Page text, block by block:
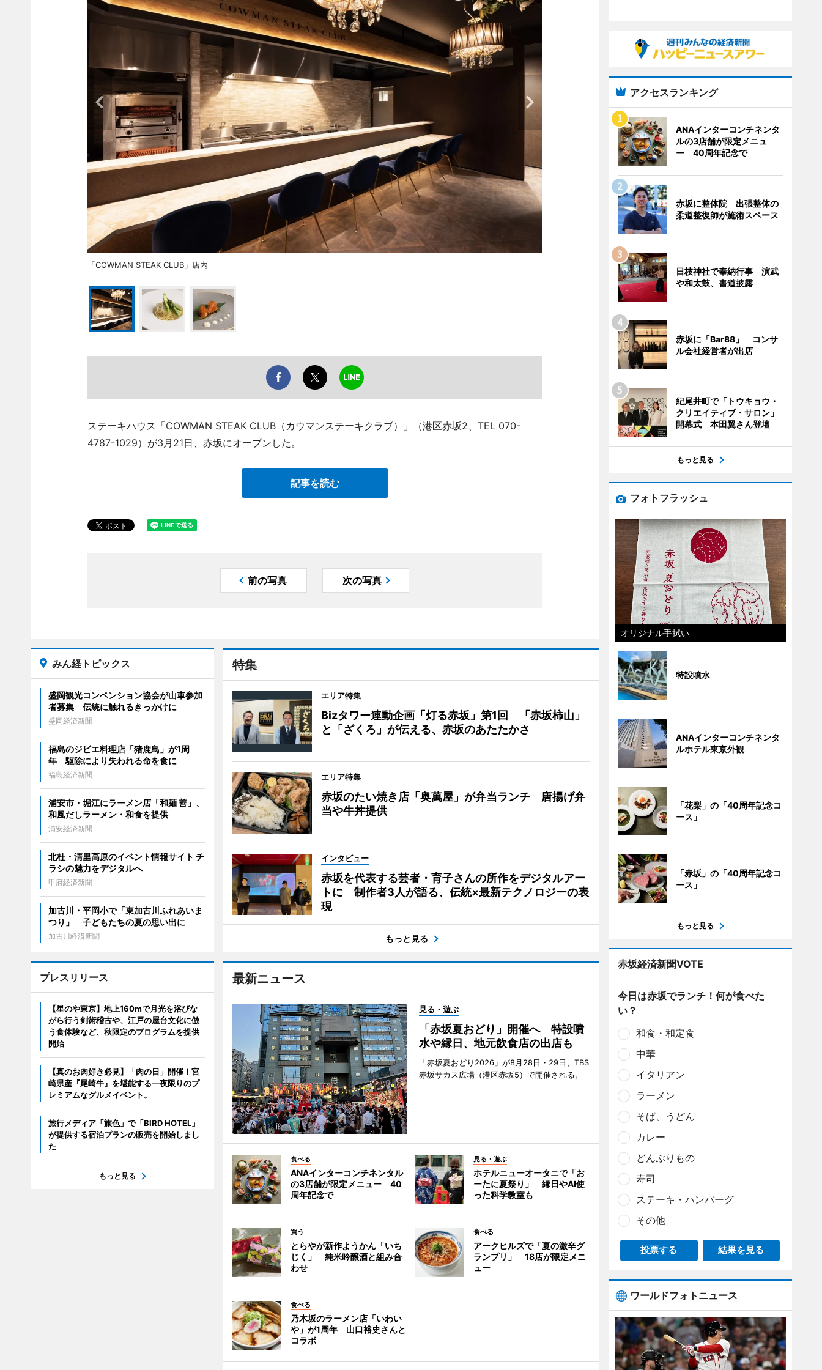
「COWMAN STEAK CLUB」店内
ステーキハウス「COWMAN STEAK CLUB（カウマンステーキクラブ）」（港区赤坂2、TEL 070-
4787-1029）が3月21日、赤坂にオープンした。
記事を読む
前の写真 次の写真
特集
エリア特集
Bizタワー連動企画「灯る赤坂」第1回 「赤坂柿山」
と「ざくろ」が伝える、赤坂のあたたかさ
エリア特集
赤坂のたい焼き店「奥萬屋」が弁当ランチ 唐揚げ弁
当や牛丼提供
インタビュー
赤坂を代表する芸者・育子さんの所作をデジタルアー
トに 制作者3人が語る、伝統×最新テクノロジーの表
現
もっと見る
最新ニュース
見る・遊ぶ
「赤坂夏おどり」開催へ 特設噴
水や縁日、地元飲食店の出店も
「赤坂夏おどり2026」が8月28日・29日、TBS
赤坂サカス広場（港区赤坂5）で開催される。
食べる
ANAインターコンチネンタル
の3店舗が限定メニュー 40
周年記念で
見る・遊ぶ
ホテルニューオータニで「お
ーたに夏祭り」 縁日やAI使
った科学教室も
買う
とらやが新作ようかん「いち
じく」 純米吟醸酒と組み合
わせ
食べる
アークヒルズで「夏の激辛グ
ランプリ」 18店が限定メニ
ュー
食べる
乃木坂のラーメン店「いわい
や」が1周年 山口裕史さんと
コラボ
みん経トピックス
盛岡観光コンベンション協会が山車参加
者募集 伝統に触れるきっかけに
盛岡経済新聞
福島のジビエ料理店「猪鹿鳥」が1周
年 駆除により失われる命を食に
福島経済新聞
浦安市・堀江にラーメン店「和麺 善」、
和風だしラーメン・和食を提供
浦安経済新聞
北杜・清里高原のイベント情報サイト チ
ラシの魅力をデジタルへ
甲府経済新聞
加古川・平岡小で「東加古川ふれあいま
つり」 子どもたちの夏の思い出に
加古川経済新聞
プレスリリース
【星のや東京】地上160mで月光を浴びな
がら行う剣術稽古や、江戸の屋台文化に倣
う食体験など、秋限定のプログラムを提供
開始
【真のお肉好き必見】「肉の日」開催！宮
崎県産『尾崎牛』を堪能する一夜限りのプ
レミアムなグルメイベント。
旅行メディア「旅色」で「BIRD HOTEL」
が提供する宿泊プランの販売を開始しまし
た
もっと見る
アクセスランキング
ANAインターコンチネンタ
ルの3店舗が限定メニュ
ー 40周年記念で
赤坂に整体院 出張整体の
柔道整復師が施術スペース
日枝神社で奉納行事 演武
や和太鼓、書道披露
赤坂に「Bar88」 コンサ
ル会社経営者が出店
紀尾井町で「トウキョウ・
クリエイティブ・サロン」
開幕式 本田翼さん登壇
もっと見る
フォトフラッシュ
オリジナル手拭い
特設噴水
ANAインターコンチネンタ
ルホテル東京外観
「花梨」の「40周年記念コ
ース」
「赤坂」の「40周年記念コ
ース」
もっと見る
赤坂経済新聞VOTE
今日は赤坂でランチ！何が食べた
い？
和食・和定食
中華
イタリアン
ラーメン
そば、うどん
カレー
どんぶりもの
寿司
ステーキ・ハンバーグ
その他
投票する 結果を見る
ワールドフォトニュース